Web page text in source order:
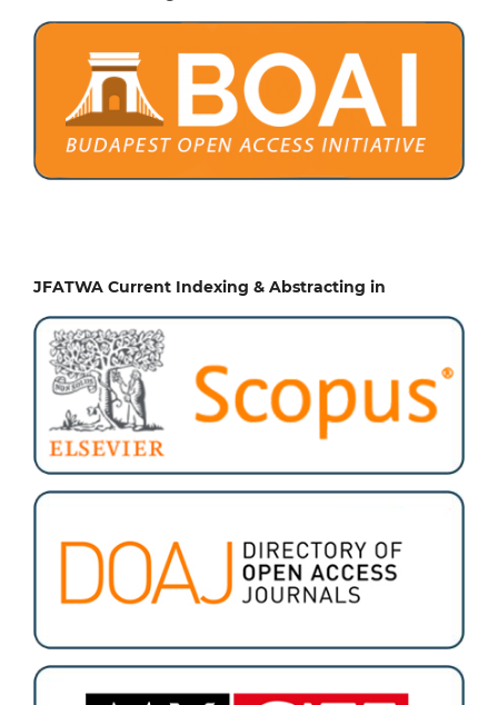
JFATWA Current Indexing & Abstracting in